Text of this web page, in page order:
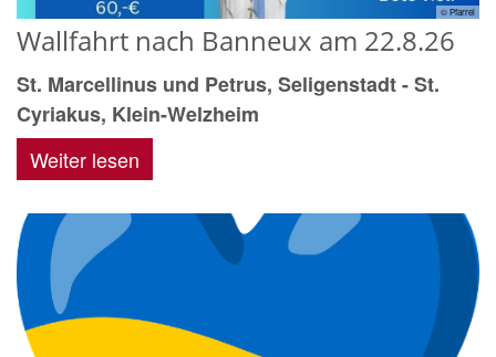
© Pfarrei
Wallfahrt nach Banneux am 22.8.26
St. Marcellinus und Petrus, Seligenstadt - St.
Cyriakus, Klein-Welzheim
Weiter lesen